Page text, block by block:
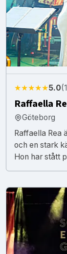
★★★★★5.0
Raffaella
Göteborg
Raffaella Rea
och en stark
Hon har stått